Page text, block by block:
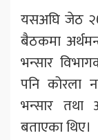
यसअघि जेठ
बैठकमा
भन्सार
पनि कोरला
भन्सार तथा
बताएका थिए।